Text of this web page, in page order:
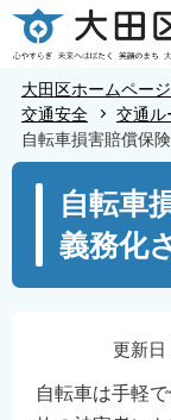
こ
の
の
大田区ホームページ
交通安全
交通ル
自転車損害賠償保
自転車
義務化
更新日
自転車は手軽